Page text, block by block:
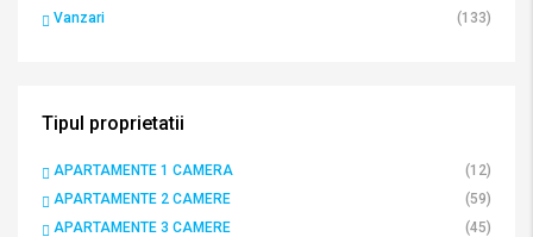
Vanzari (133)
Tipul proprietatii
APARTAMENTE 1 CAMERA
(12)
APARTAMENTE 2 CAMERE
(59)
APARTAMENTE 3 CAMERE
(45)